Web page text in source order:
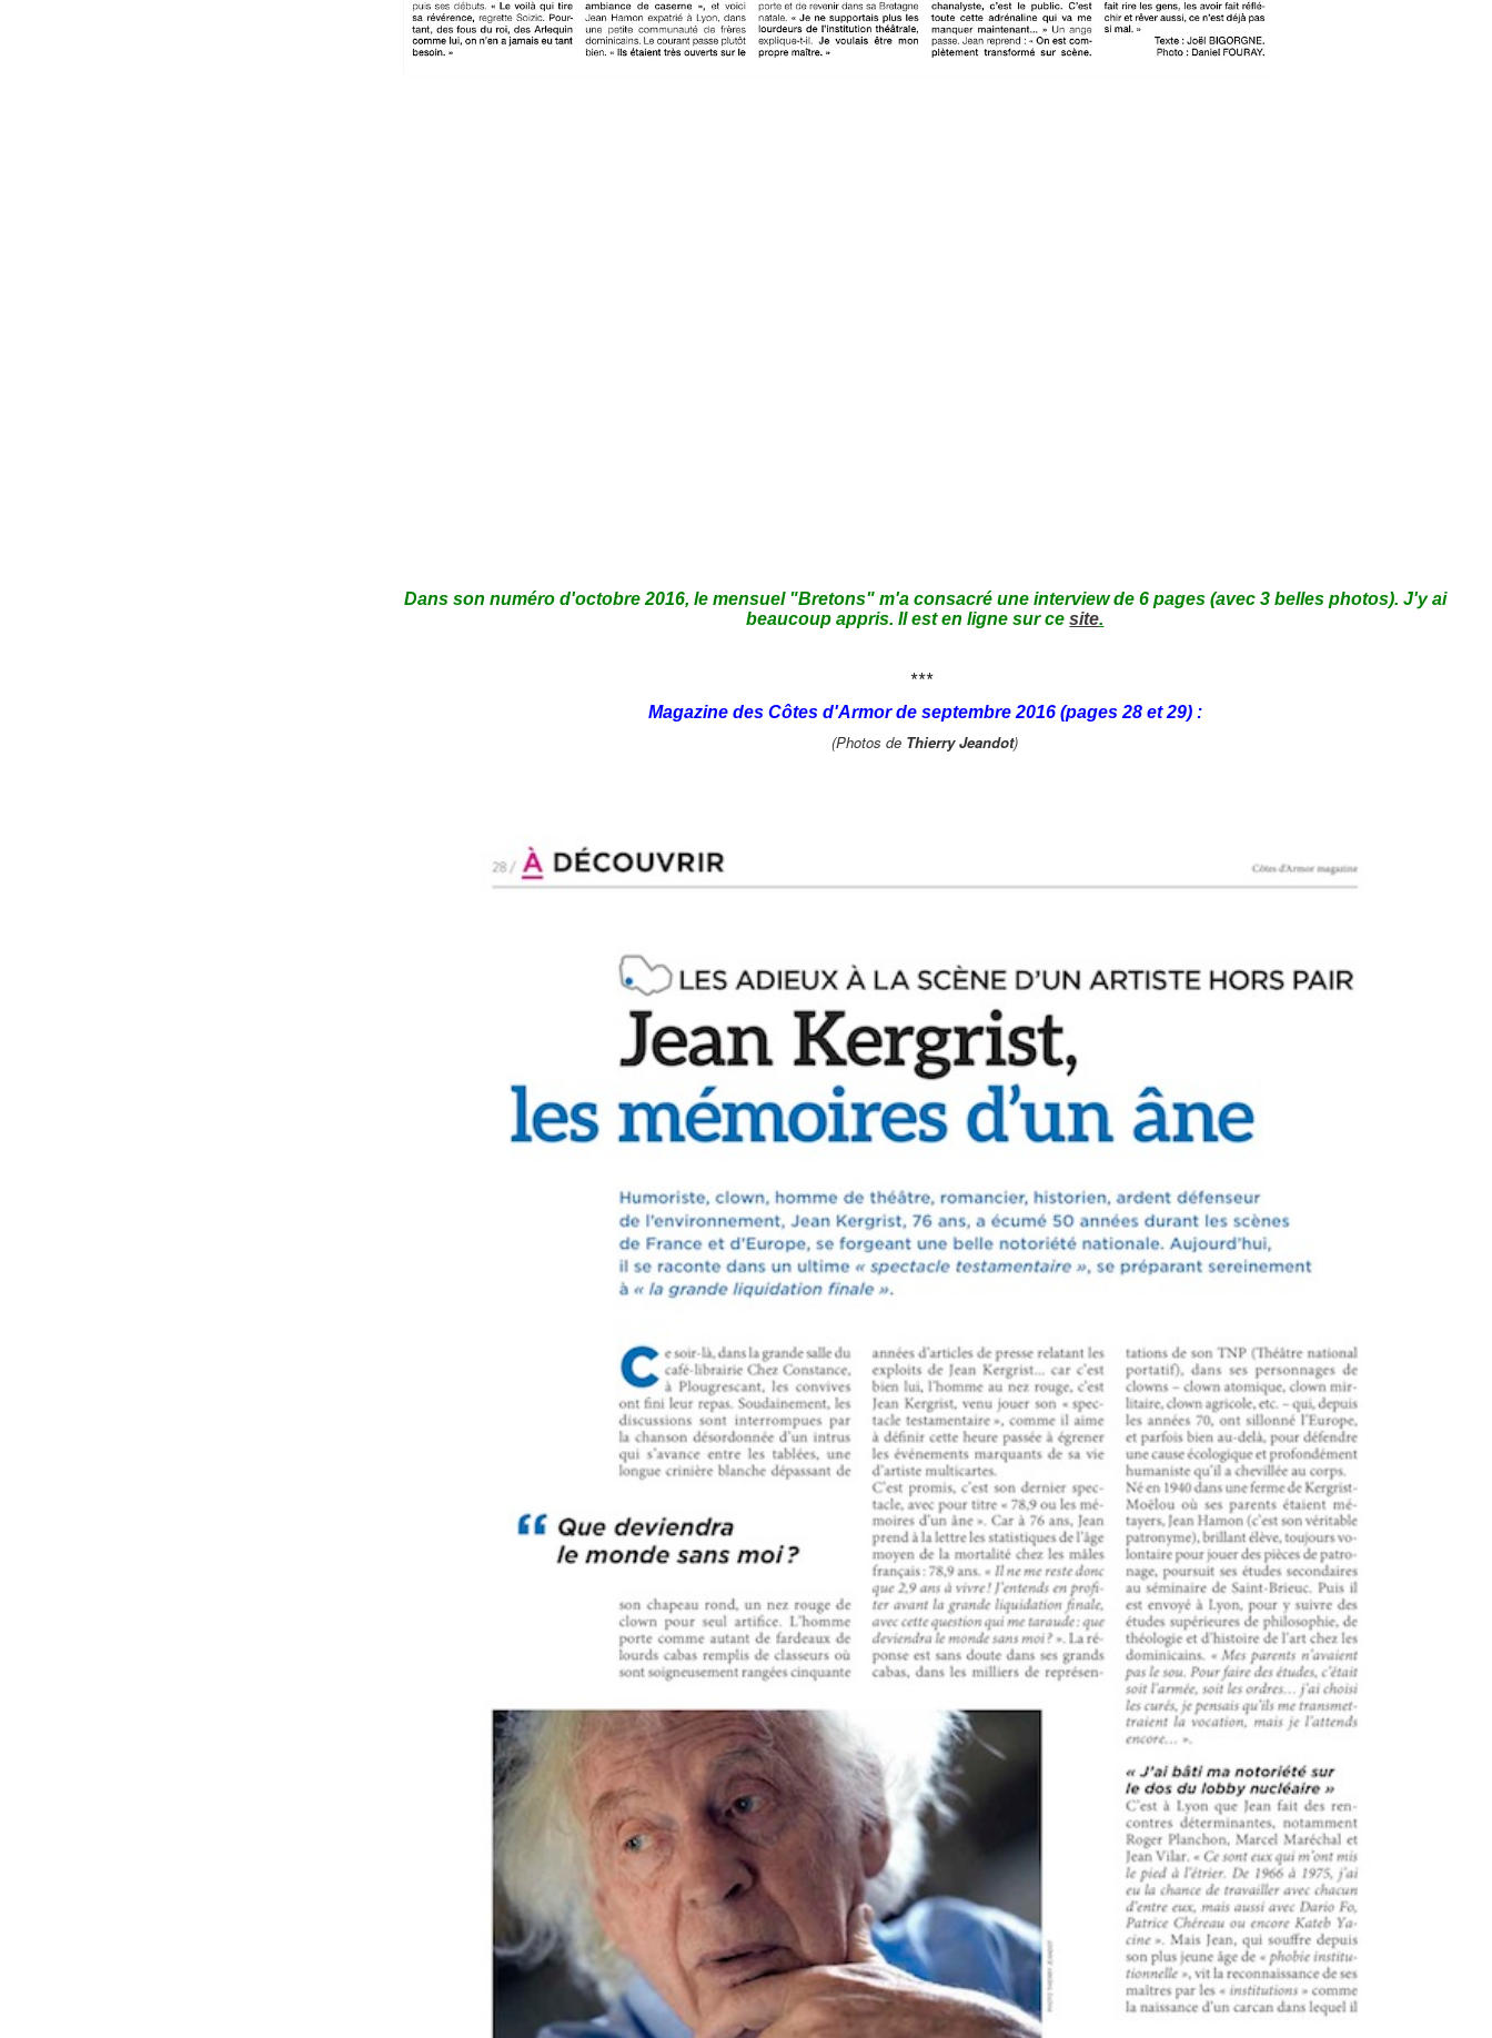
Dans son numéro d'octobre 2016, le mensuel "Bretons"m'a consacré une interview de 6 pages (avec 3 belles photos). J'y ai
beaucoupappris. Il est en ligne sur cesite.
***
Magazine des Côtes d'Armor de septembre 2016 (pages 28 et 29) :
(Photos de Thierry Jeandot)